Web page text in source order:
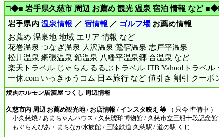
□◆■ 岩手県久慈市 周辺 お薦め 観光 温泉 宿泊 情報 など
岩手県内 温泉情報 ／ 宿情報 ／ ゴルフ場お薦め情報
お薦め 温泉地 地域 エリア 情報 など
花巻温泉 つなぎ温泉 大沢温泉 鶯宿温泉 志戸平温泉
松川温泉 網張温泉 鉛温泉 八幡平温泉郷 台温泉 など
楽天トラベル じゃらん るるぶトラベル JTB Yahoo!トラベル
一休.com いっきゅうコム 日本旅行 など 値引き 割引 クーポ
焼肉ホルモン居酒屋 つくし 周辺情報
久慈市内 周辺 お薦め観光地 / お店情報 / インスタ映え 等 （ 只今 準備中 ）
小久慈焼 / あまちゃんハウス / 久慈琥珀博物館 / 久慈市立三船十段記念館
もぐらんぴあ・まちなか水族館 / 三陸鉄道 久慈駅 / 道の駅 くじ